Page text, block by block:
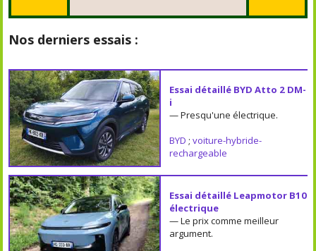
Nos derniers essais :
Essai détaillé BYD Atto 2 DM-
i
— Presqu'une électrique.
BYD ; voiture-hybride-
rechargeable
Essai détaillé Leapmotor B10
électrique
— Le prix comme meilleur
argument.